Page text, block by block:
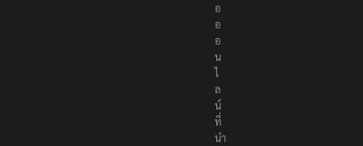
อ
อ
อ
น
ไ
ล
น์
ที่
นำ